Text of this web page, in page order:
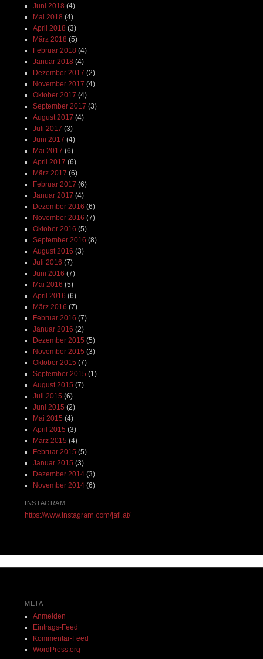
Juni 2018 (4)
Mai 2018 (4)
April 2018 (3)
März 2018 (5)
Februar 2018 (4)
Januar 2018 (4)
Dezember 2017 (2)
November 2017 (4)
Oktober 2017 (4)
September 2017 (3)
August 2017 (4)
Juli 2017 (3)
Juni 2017 (4)
Mai 2017 (6)
April 2017 (6)
März 2017 (6)
Februar 2017 (6)
Januar 2017 (4)
Dezember 2016 (6)
November 2016 (7)
Oktober 2016 (5)
September 2016 (8)
August 2016 (3)
Juli 2016 (7)
Juni 2016 (7)
Mai 2016 (5)
April 2016 (6)
März 2016 (7)
Februar 2016 (7)
Januar 2016 (2)
Dezember 2015 (5)
November 2015 (3)
Oktober 2015 (7)
September 2015 (1)
August 2015 (7)
Juli 2015 (6)
Juni 2015 (2)
Mai 2015 (4)
April 2015 (3)
März 2015 (4)
Februar 2015 (5)
Januar 2015 (3)
Dezember 2014(3)
November 2014(6)
INSTAGRAM
https://www.instagram.com/jafi.at/
META
Anmelden
Eintrags-Feed
Kommentar-Feed
WordPress.org